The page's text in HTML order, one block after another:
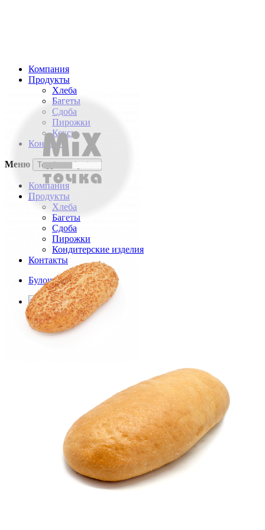
Компания
Продукты
Хлеба
Багеты
Сдоба
Пирожки
Кексы
Контакты
Меню Toggle navigation
Компания
Продукты
Хлеба
Багеты
Сдоба
Пирожки
Кондитерские изделия
Контакты
Булочка Пшеничная